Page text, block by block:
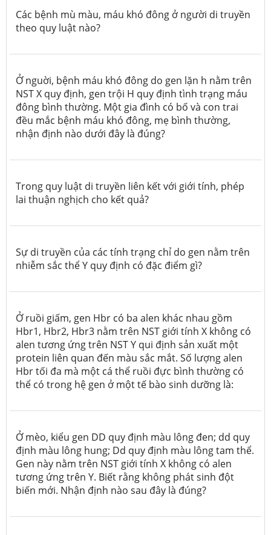
Các bệnh mù màu, máu khó đông ở người di truyền
theo quy luật nào?
Ở nguời, bệnh máu khó đông do gen lặn h nằm trên
NST X quy định, gen trội H quy định tình trạng máu
đông bình thường. Một gia đình có bố và con trai
đều mắc bệnh máu khó đông, mẹ bình thường,
nhận định nào dưới đây là đúng?
Trong quy luật di truyền liên kết với giới tính, phép
lai thuận nghịch cho kết quả?
Sự di truyền của các tính trạng chỉ do gen nằm trên
nhiễm sắc thể Y quy định có đặc điểm gì?
Ở ruồi giấm, gen Hbr có ba alen khác nhau gồm
Hbr1, Hbr2, Hbr3 nằm trên NST giới tính X không có
alen tương ứng trên NST Y qui định sản xuất một
protein liên quan đến màu sắc mắt. Số lượng alen
Hbr tối đa mà một cá thể ruồi đực bình thường có
thể có trong hệ gen ở một tế bào sinh dưỡng là:
Ở mèo, kiểu gen DD quy định màu lông đen; dd quy
định màu lông hung; Dd quy định màu lông tam thể.
Gen này nằm trên NST giới tính X không có alen
tương ứng trên Y. Biết rằng không phát sinh đột
biến mới. Nhận định nào sau đây là đúng?